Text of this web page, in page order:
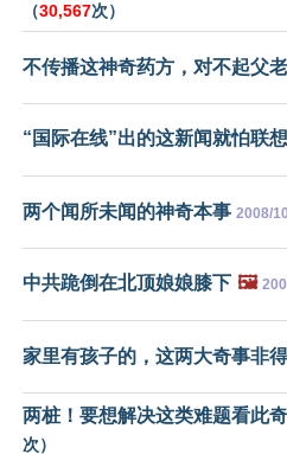
（30,567次）
不传播这神奇药方，对不起父
“国际在线”出的这新闻就怕联想
两个闻所未闻的神奇本事 2008/
中共跪倒在北顶娘娘膝下 🖼️
家里有孩子的，这两大奇事非
两桩！要想解决这类难题看此
次）